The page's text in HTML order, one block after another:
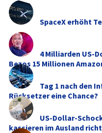
SpaceX erhöht
4 Milliarden US-
Bezos 15 Millionen
Tag 1 nach den
Rücksetzer eine Chance?
US-Dollar-
kassieren im Ausland